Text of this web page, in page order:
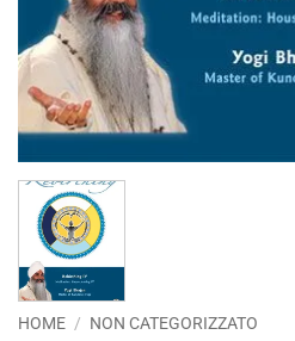
HOME / NON CATEGORIZZATO